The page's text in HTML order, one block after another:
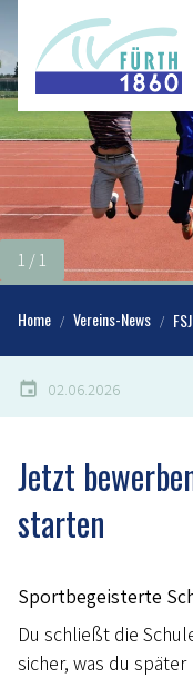
Home Vereins-News
02.06.2026
Jetzt
starten
Sportbegeisterte
Du schließt die
sicher, was du